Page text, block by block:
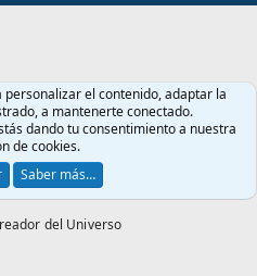
el contenido, adaptar la
a mantenerte conectado.
dando tu consentimiento a nuestra
de cookies.
Saber más…
del Universo